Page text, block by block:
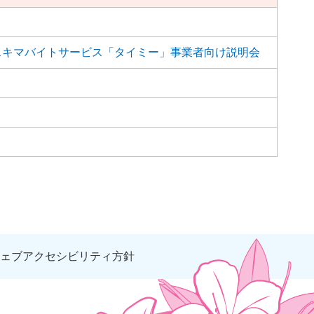
マバイトサービス「タイミー」事業者向け説明会
ブアクセシビリティ方針